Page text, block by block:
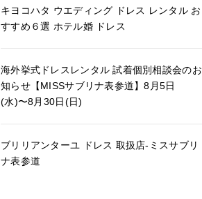
キヨコハタ ウエディング ドレス レンタル お
すすめ６選 ホテル婚 ドレス
海外挙式ドレスレンタル 試着個別相談会のお
知らせ【MISSサブリナ表参道】8月5日
(水)〜8月30日(日)
ブリリアンターユ ドレス 取扱店-ミスサブリ
ナ表参道